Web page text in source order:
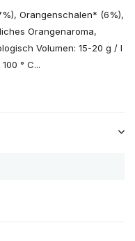
Orangenschalen* (6%),
Orangenaroma,
Volumen: 15-20 g / l
° C...